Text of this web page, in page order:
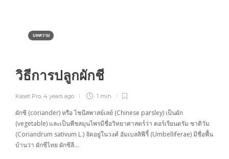
บทความ
วิธีการปลูกผักชี
Kaset Pro, 4 years ago 1 min
ผักชี (coriander) หรือ ไชนีสพาสย์เลย์ (Chinese parsley) เป็นผัก
(vegetable) และเป็นพืชสมุนไพรมีชื่อวิทยาศาสตร์ว่า คอร์เรียนดรัม ซาติวัม
(Coriandrum sativum L.) จัดอยู่ในวงศ์ อัมเบลลิฟีรี้ (Umbelliferae) มีชื่อพื้น
บ้านว่า ผักชีไทย ผักชีลี…